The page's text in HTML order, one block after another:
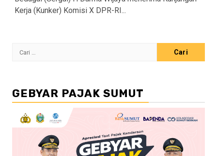
Kerja (Kunker) Komisi X DPR-RI...
Cari
GEBYAR PAJAK SUMUT